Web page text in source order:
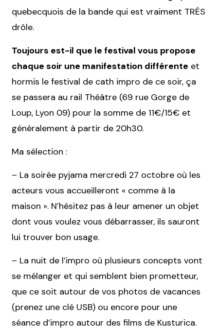
quebecquois de la bande qui est vraiment TRÉS
drôle.
Toujours est-il que le festival vous propose
chaque soir une manifestation différente et
hormis le festival de cath impro de ce soir, ça
se passera au rail Théâtre (69 rue Gorge de
Loup, Lyon 09) pour la somme de 11€/15€ et
généralement à partir de 20h30.
Ma sélection :
– La soirée pyjama mercredi 27 octobre où les
acteurs vous accueilleront « comme à la
maison ». N’hésitez pas à leur amener un objet
dont vous voulez vous débarrasser, ils sauront
lui trouver bon usage.
– La nuit de l’impro où plusieurs concepts vont
se mélanger et qui semblent bien prometteur,
que ce soit autour de vos photos de vacances
(prenez une clé USB) ou encore pour une
séance d’impro autour des films de Kusturica.